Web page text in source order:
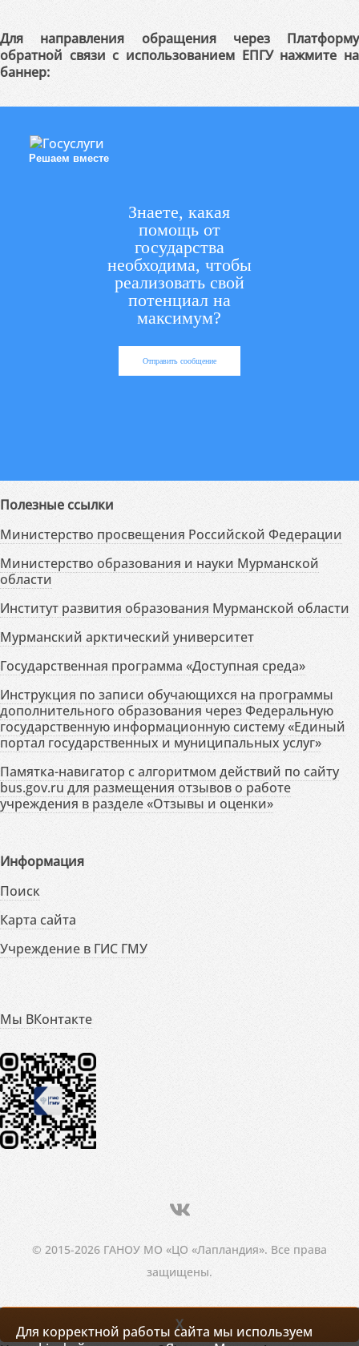
Для направления обращения через Платформу
обратной связи с использованием ЕПГУ нажмите на
баннер:
Решаем вместе
Знаете, какая
помощь от
государства
необходима, чтобы
реализовать свой
потенциал на
максимум?
Отправить сообщение
Полезные ссылки
Министерство просвещения Российской Федерации
Министерство образования и науки Мурманской
области
Институт развития образования Мурманской области
Мурманский арктический университет
Государственная программа «Доступная среда»
Инструкция по записи обучающихся на программы
дополнительного образования через Федеральную
государственную информационную систему «Единый
портал государственных и муниципальных услуг»
Памятка-навигатор с алгоритмом действий по сайту
bus.gov.ru для размещения отзывов о работе
учреждения в разделе «Отзывы и оценки»
Информация
Поиск
Карта сайта
Учреждение в ГИС ГМУ
Мы ВКонтакте
© 2015-2026 ГАНОУ МО «ЦО «Лапландия». Все права
защищены.
Для корректной работы сайта мы используем
X